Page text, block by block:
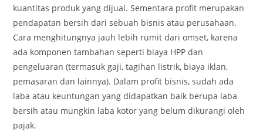
kuantitas produk yang dijual. Sementara profit merupakan
pendapatan bersih dari sebuah bisnis atau perusahaan.
Cara menghitungnya jauh lebih rumit dari omset, karena
ada komponen tambahan seperti biaya HPP dan
pengeluaran (termasuk gaji, tagihan listrik, biaya iklan,
pemasaran dan lainnya). Dalam profit bisnis, sudah ada
laba atau keuntungan yang didapatkan baik berupa laba
bersih atau mungkin laba kotor yang belum dikurangi oleh
pajak.